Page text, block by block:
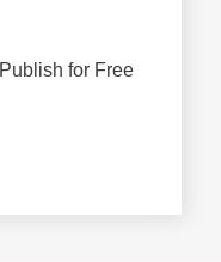
Publish for Free